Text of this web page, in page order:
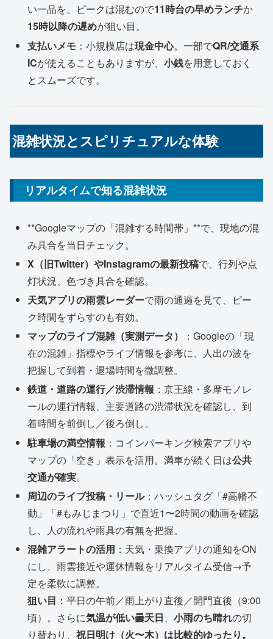
い一品を。ピークは混むので11時台の早めランチか
15時以降の遅めが狙い目。
支払いメモ ：小規模店は現金中心。一部でQR/交通系
ICが使えることもありますが、小銭を用意しておく
とスムーズです。
混雑状況とスピリチュアルな体験
リアルタイムで知る混雑状況
**Googleマップの「混雑する時間帯」**で、現地の混
み具合を当日チェック。
X（旧Twitter）やInstagramの最新投稿で、行列や点
灯状況、色づき具合を確認。
天気アプリの雨雲レーダーで雨の通過を見て、ピー
ク時間をずらすのも有効。
マップのライブ混雑（実測データ）
：Googleの「現
在の混雑」指標やライブ情報を参考に、人出の波を
把握して到着・退場時間を微調整。
鉄道・道路の運行／渋滞情報 ：京王線・多摩モノレ
ールの運行情報、主要道路の渋滞状況を確認し、到
着時間を前倒し／後ろ倒し。
駐車場の満空情報 ：コインパーキング検索アプリや
マップの「空き」表示を活用。満車が続く日は公共
交通が確実。
周辺のライブ投稿・リール：ハッシュタグ「#高幡不
動」「#もみじまつり」で直近1〜2時間の動画を確認
し、人の流れや雨具の有無を把握。
混雑アラートの活用 ：天気・乗換アプリの通知をON
にし、雨雲接近や運休情報をリアルタイム受信→予
定を柔軟に調整。
狙い目 ：平日の午前／雨上がり直後／開門直後（9:00
頃）。さらに気温が低い曇天日、小雨のち晴れの切
り替わり、祝日明け（火〜木）は比較的ゆったり。